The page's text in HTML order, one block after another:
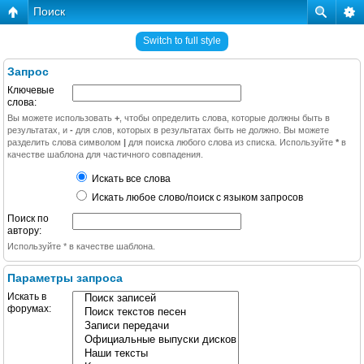
Поиск
Switch to full style
Запрос
Ключевые
слова:
Вы можете использовать + , чтобы определить слова, которые должны быть в
результатах, и - для слов, которых в результатах быть не должно. Вы можете
разделить слова символом | для поиска любого слова из списка. Используйте * в
качестве шаблона для частичного совпадения.
Искать все слова
Искать любое слово/поиск с языком запросов
Поиск по
автору:
Используйте * в качестве шаблона.
Параметры запроса
Искать в
форумах: